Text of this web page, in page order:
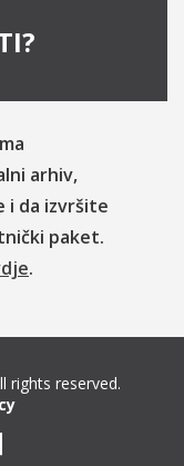
arhiv,
i da izvršite
paket.
.
rights reserved.